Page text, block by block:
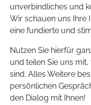
unverbindliches und
Wir schauen uns Ihre
eine fundierte und
Nutzen Sie hierfür
und teilen Sie uns
sind. Alles Weitere
persönlichen
den Dialog mit Ihnen!